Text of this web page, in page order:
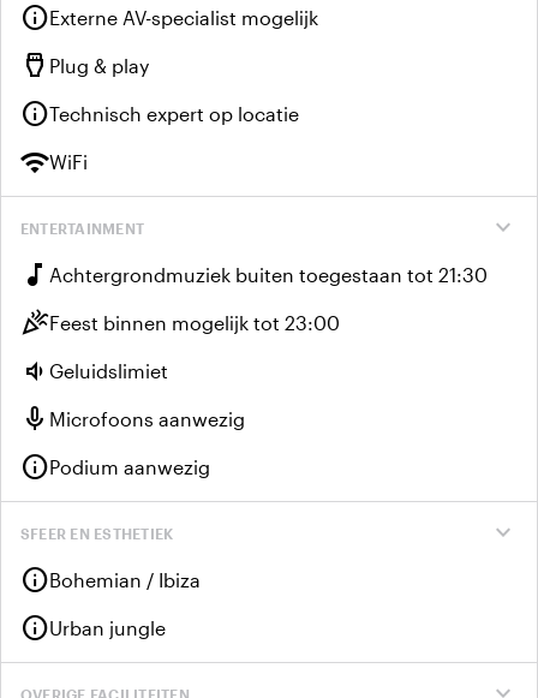
infoExterne AV-specialist mogelijk
settings_input_hdmi Plug & play
infoTechnisch expert op locatie
wifiWiFi
expand_more
ENTERTAINMENT
music_note Achtergrondmuziek buiten toegestaan tot 21:30
celebrationFeest binnen mogelijk tot 23:00
volume_down Geluidslimiet
mic Microfoons aanwezig
infoPodium aanwezig
expand_more
SFEER EN ESTHETIEK
infoBohemian / Ibiza
infoUrban jungle